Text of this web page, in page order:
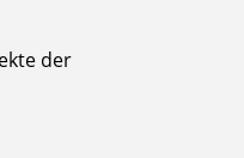
der